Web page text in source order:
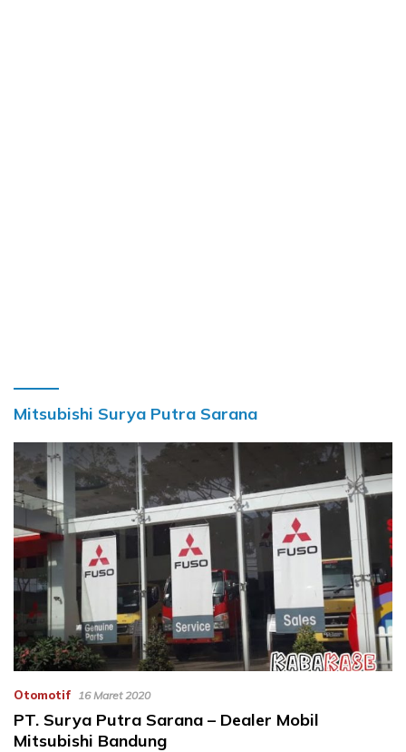
Mitsubishi Surya Putra Sarana
Otomotif 16 Maret 2020
PT. Surya Putra Sarana – Dealer Mobil
Mitsubishi Bandung